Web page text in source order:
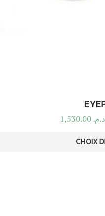
د.م.
CHOIX